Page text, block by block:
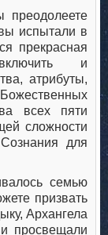
преодолеете
испытали в
прекрасная
и
атрибуты,
всех пяти
сложности
для
семью
призвать
Архангела
просвещали